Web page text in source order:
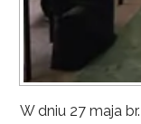
W dniu 27 maja